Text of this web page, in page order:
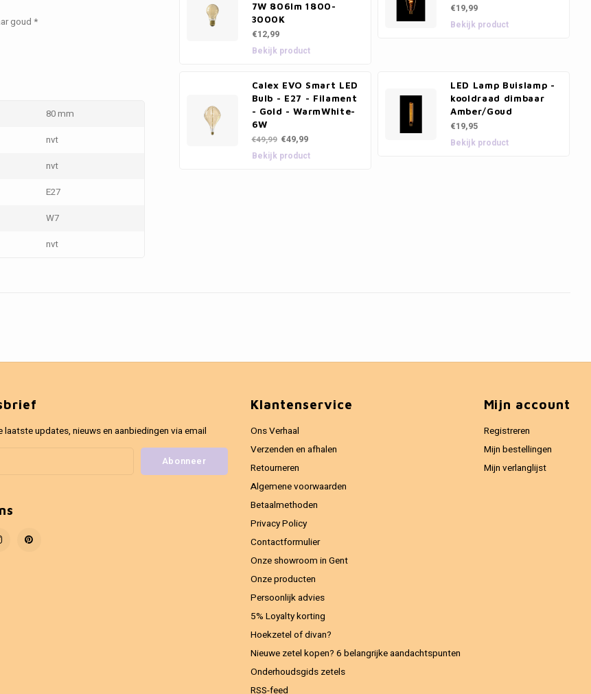
goud *
80 mm
nvt
nvt
E27
W7
nvt
7W 806lm 1800-
3000K
€12,99
Bekijk product
€19,99
Bekijk product
Calex EVO Smart LED
Bulb - E27 - Filament
- Gold - WarmWhite-
6W
€49,99 €49,99
Bekijk product
LED Lamp Buislamp -
kooldraad dimbaar
Amber/Goud
€19,95
Bekijk product
laatste updates, nieuws en aanbiedingen via email
Abonneer
Klantenservice
Ons Verhaal
Verzenden en afhalen
Retourneren
Algemene voorwaarden
Betaalmethoden
Privacy Policy
Contactformulier
Onze showroom in Gent
Onze producten
Persoonlijk advies
5% Loyalty korting
Hoekzetel of divan?
Nieuwe zetel kopen? 6 belangrijke aandachtspunten
Onderhoudsgids zetels
RSS-feed
Mijn account
Registreren
Mijn bestellingen
Mijn verlanglijst